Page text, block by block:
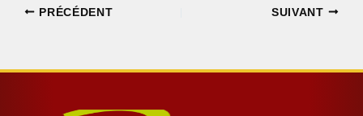
PRÉCÉDENT SUIVANT